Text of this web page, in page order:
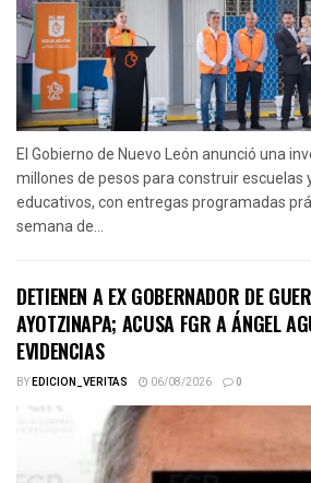
El Gobierno de Nuevo León anunció una
millones de pesos para construir escuelas
educativos, con entregas programadas
semana de...
DETIENEN A EX GOBERNADOR DE
AYOTZINAPA; ACUSA FGR A ÁNGEL
EVIDENCIAS
BYEDICION_VERITAS 06/08/2026 0